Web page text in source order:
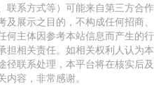
联系方式等）可能来自第三方合作
展示之目的，不构成任何招商、
何主体因参考本站信息而产生的行
担相关责任。如相关权利人认为本
径联系处理，本平台将在核实后及
内容，非常感谢。